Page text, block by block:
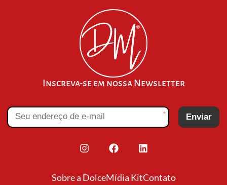
Inscreva-se em nossa Newsletter
* Enviar
Sobre a DolceMídia KitContato